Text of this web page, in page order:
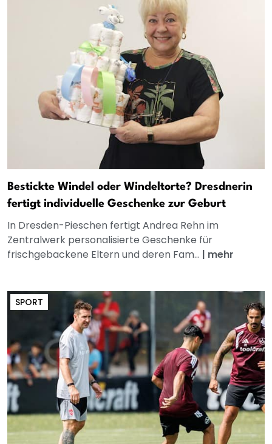
Bestickte Windel oder Windeltorte? Dresdnerin
fertigt individuelle Geschenke zur Geburt
In Dresden-Pieschen fertigt Andrea Rehn im
Zentralwerk personalisierte Geschenke für
frischgebackene Eltern und deren Fam... | mehr
SPORT